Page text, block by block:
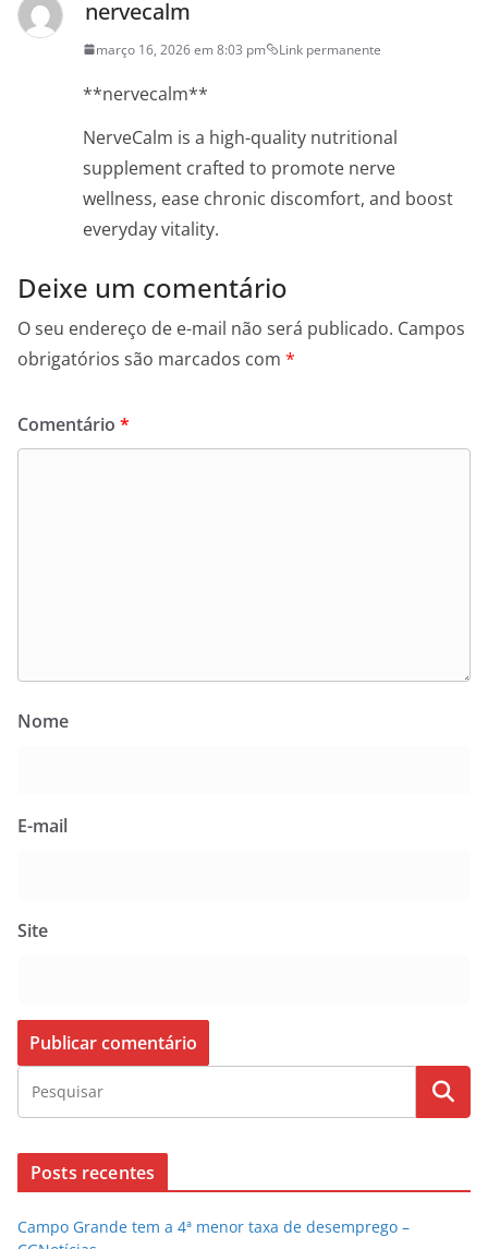
nervecalm
março 16, 2026 em 8:03 pm Link permanente
**nervecalm**
NerveCalm is a high-quality nutritional
supplement crafted to promote nerve
wellness, ease chronic discomfort, and boost
everyday vitality.
Deixe um comentário
O seu endereço de e-mail não será publicado. Campos
obrigatórios são marcados com *
Comentário *
Nome
E-mail
Site
Posts recentes
Campo Grande tem a 4ª menor taxa de desemprego –